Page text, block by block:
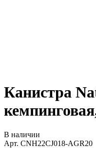
Канистра
В наличии
Арт. CNH22CJ018-AGR20